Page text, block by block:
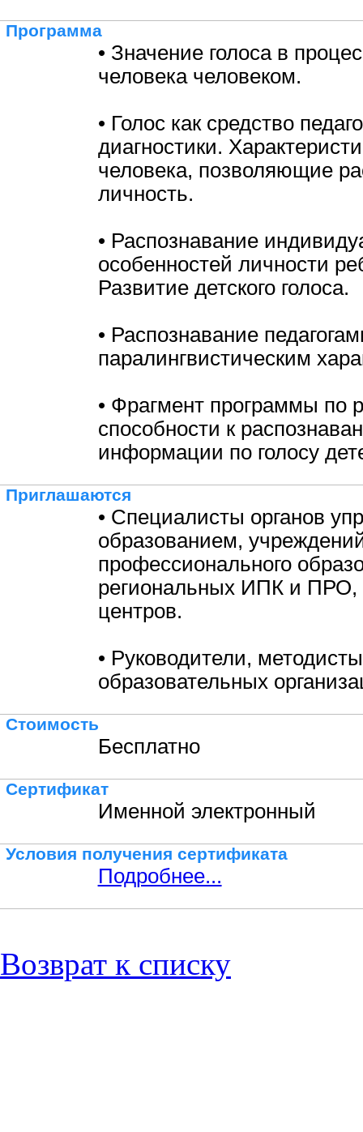
Программа
• Значение голоса в
человека человеком.
• Голос как средство
диагностики.
человека, позволяющие
личность.
• Распознавание
особенностей личности
Развитие детского голоса.
• Распознавание
паралингвистическим
• Фрагмент программы по
способности к
информации по голосу
Приглашаются
• Специалисты органов
образованием,
профессионального
региональных ИПК и ПРО,
центров.
• Руководители,
образовательных
Стоимость
Бесплатно
Сертификат
Именной электронный
Условия получения сертификата
Подробнее...
Возврат к списку